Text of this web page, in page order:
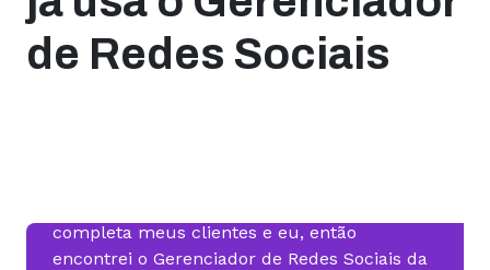
de Redes Sociais
completa meus clientes e eu, então
encontrei o Gerenciador de Redes Sociais da